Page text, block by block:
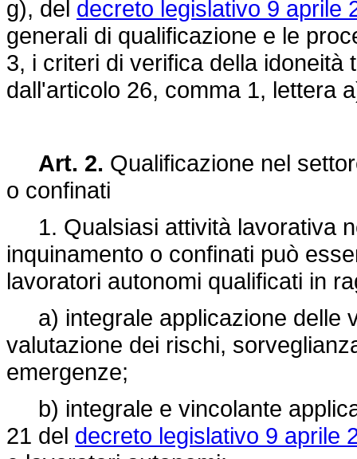
g), del decreto legislativo 9 aprile
generali di qualificazione e le
3, i criteri di verifica della
dall'articolo 26, comma 1, lettera
Art. 2. Qualificazione nel
o confinati
1. Qualsiasi attività lavorativa
inquinamento o confinati può
lavoratori autonomi qualificati in
a) integrale applicazione delle
valutazione dei rischi,
emergenze;
b) integrale e vincolante
21 del decreto legislativo 9 aprile